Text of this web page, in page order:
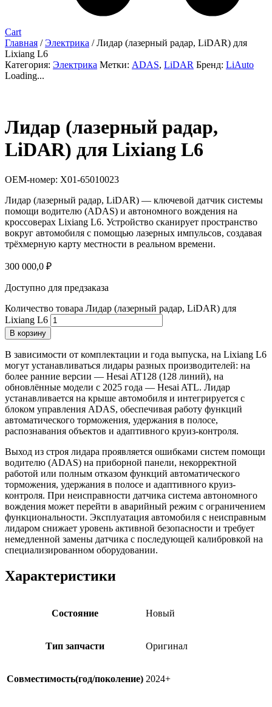
Cart
Главная /Электрика / Лидар (лазерный радар, LiDAR) для
Lixiang L6
Категория: Электрика Метки: ADAS, LiDAR Бренд: LiAuto
Loading...
Лидар (лазерный радар,
LiDAR) для Lixiang L6
OEM-номер: X01-65010023
Лидар (лазерный радар, LiDAR) — ключевой датчик системы
помощи водителю (ADAS) и автономного вождения на
кроссоверах Lixiang L6. Устройство сканирует пространство
вокруг автомобиля с помощью лазерных импульсов, создавая
трёхмерную карту местности в реальном времени.
300 000,0 ₽
Доступно для предзаказа
Количество товара Лидар (лазерный радар, LiDAR) для
Lixiang L6
В корзину
В зависимости от комплектации и года выпуска, на Lixiang L6
могут устанавливаться лидары разных производителей: на
более ранние версии — Hesai AT128 (128 линий), на
обновлённые модели с 2025 года — Hesai ATL. Лидар
устанавливается на крыше автомобиля и интегрируется с
блоком управления ADAS, обеспечивая работу функций
автоматического торможения, удержания в полосе,
распознавания объектов и адаптивного круиз-контроля.
Выход из строя лидара проявляется ошибками систем помощи
водителю (ADAS) на приборной панели, некорректной
работой или полным отказом функций автоматического
торможения, удержания в полосе и адаптивного круиз-
контроля. При неисправности датчика система автономного
вождения может перейти в аварийный режим с ограничением
функциональности. Эксплуатация автомобиля с неисправным
лидаром снижает уровень активной безопасности и требует
немедленной замены датчика с последующей калибровкой на
специализированном оборудовании.
Характеристики
Состояние Новый
Тип запчасти Оригинал
Совместимость(год/поколение) 2024+